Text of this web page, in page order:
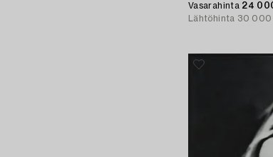
Vasarahinta 24
Lähtöhinta 30 000